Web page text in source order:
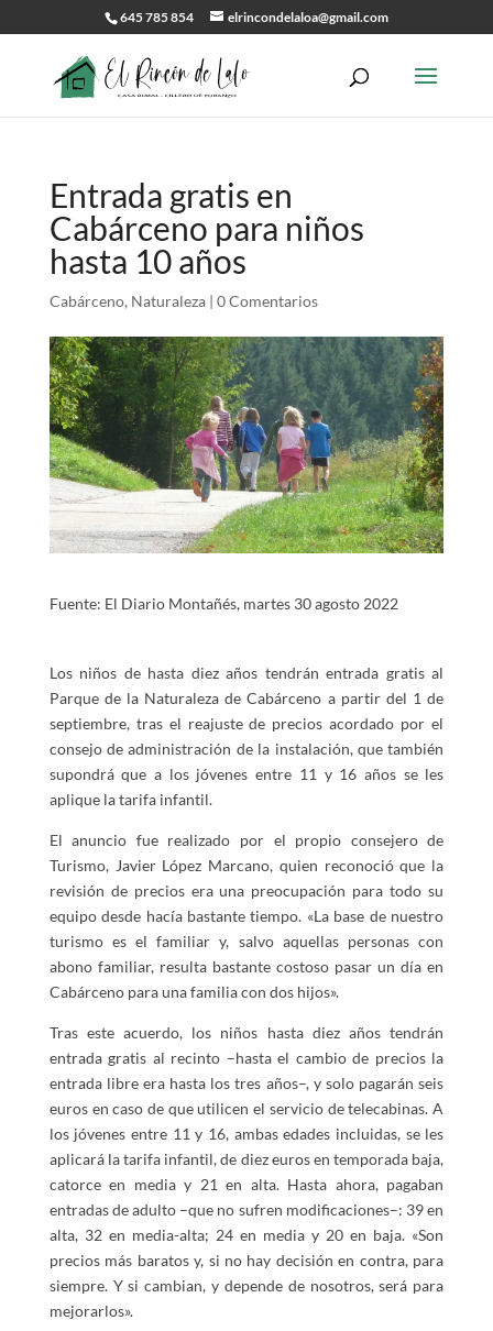
645 785 854 elrincondelaloa@gmail.com
Entrada gratis en
Cabárceno para niños
hasta 10 años
Cabárceno, Naturaleza| 0 Comentarios
Fuente: El Diario Montañés, martes 30 agosto 2022
Los niños de hasta diez años tendrán entrada gratis al
Parque de la Naturaleza de Cabárceno a partir del 1 de
septiembre, tras el reajuste de precios acordado por el
consejo de administración de la instalación, que también
supondrá que a los jóvenes entre 11 y 16 años se les
aplique la tarifa infantil.
El anuncio fue realizado por el propio consejero de
Turismo, Javier López Marcano, quien reconoció que la
revisión de precios era una preocupación para todo su
equipo desde hacía bastante tiempo. «La base de nuestro
turismo es el familiar y, salvo aquellas personas con
abono familiar, resulta bastante costoso pasar un día en
Cabárceno para una familia con dos hijos».
Tras este acuerdo, los niños hasta diez años tendrán
entrada gratis al recinto –hasta el cambio de precios la
entrada libre era hasta los tres años–, y solo pagarán seis
euros en caso de que utilicen el servicio de telecabinas. A
los jóvenes entre 11 y 16, ambas edades incluidas, se les
aplicará la tarifa infantil, de diez euros en temporada baja,
catorce en media y 21 en alta. Hasta ahora, pagaban
entradas de adulto –que no sufren modificaciones–: 39 en
alta, 32 en media-alta; 24 en media y 20 en baja. «Son
precios más baratos y, si no hay decisión en contra, para
siempre. Y si cambian, y depende de nosotros, será para
mejorarlos».